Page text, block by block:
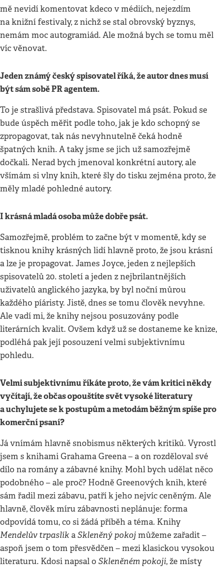
mě nevidí komentovat kdeco v médiích, nejezdím
na knižní festivaly, z nichž se stal obrovský byznys,
nemám moc autogramiád. Ale možná bych se tomu měl
víc věnovat.
Jeden známý český spisovatel říká, že autor dnes musí
být sám sobě PR agentem.
To je strašlivá představa. Spisovatel má psát. Pokud se
bude úspěch měřit podle toho, jak je kdo schopný se
zpropagovat, tak nás nevyhnutelně čeká hodně
špatných knih. A taky jsme se jich už samozřejmě
dočkali. Nerad bych jmenoval konkrétní autory, ale
všímám si vlny knih, které šly do tisku zejména proto, že
měly mladé pohledné autory.
I krásná mladá osoba může dobře psát.
Samozřejmě, problém to začne být v momentě, kdy se
tisknou knihy krásných lidí hlavně proto, že jsou krásní
a lze je propagovat. James Joyce, jeden z nejlepších
spisovatelů 20. století a jeden z nejbrilantnějších
uživatelů anglického jazyka, by byl noční můrou
každého píáristy. Jistě, dnes se tomu člověk nevyhne.
Ale vadí mi, že knihy nejsou posuzovány podle
literárních kvalit. Ovšem když už se dostaneme ke knize,
podléhá pak její posouzení velmi subjektivnímu
pohledu.
Velmi subjektivnímu říkáte proto, že vám kritici někdy
vyčítají, že občas opouštíte svět vysoké literatury
a uchylujete se k postupům a metodám běžným spíše pro
komerční psaní?
Já vnímám hlavně snobismus některých kritiků. Vyrostl
jsem s knihami Grahama Greena – a on rozděloval své
dílo na romány a zábavné knihy. Mohl bych udělat něco
podobného – ale proč? Hodně Greenových knih, které
sám řadil mezi zábavu, patří k jeho nejvíc ceněným. Ale
hlavně, člověk míru zábavnosti neplánuje: forma
odpovídá tomu, co si žádá příběh a téma. Knihy
Mendelův trpaslíkaSkleněný pokojmůžeme zařadit –
aspoň jsem o tom přesvědčen – mezi klasickou vysokou
literaturu. Kdosi napsal o Skleněném pokoji, že místy